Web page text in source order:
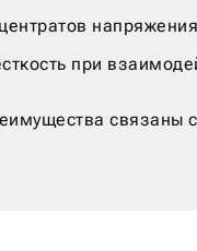
при
связаны